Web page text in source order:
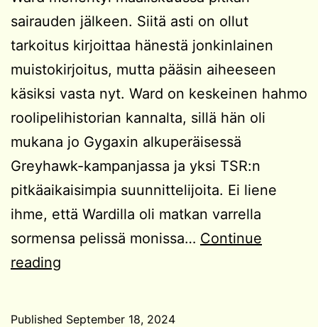
sairauden jälkeen. Siitä asti on ollut
tarkoitus kirjoittaa hänestä jonkinlainen
muistokirjoitus, mutta pääsin aiheeseen
käsiksi vasta nyt. Ward on keskeinen hahmo
roolipelihistorian kannalta, sillä hän oli
mukana jo Gygaxin alkuperäisessä
Greyhawk-kampanjassa ja yksi TSR:n
pitkäaikaisimpia suunnittelijoita. Ei liene
ihme, että Wardilla oli matkan varrella
sormensa pelissä monissa… Continue
reading
Published September 18, 2024